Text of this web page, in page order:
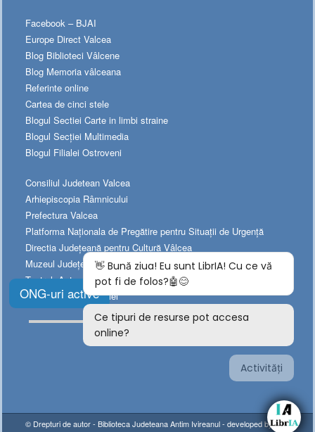
Facebook – BJAI
Europe Direct Valcea
Blog Biblioteci Vâlcene
Blog Memoria vâlceana
Referinte online
Cartea de cinci stele
Blogul Sectiei Carte in limbi straine
Blogul Secției Multimedia
Blogul Filialei Ostroveni
Consiliul Judetean Valcea
Arhiepiscopia Râmnicului
Prefectura Valcea
Platforma Naționala de Pregătire pentru Situații de Urgență
Directia Judeţeană pentru Cultură Vâlcea
Muzeul Judeţean de Istorie
Teatrul „Anton Pann”
Teatrul Municipal „Ariel”
ONG-uri active
© Drepturi de autor -Biblioteca Judeteana Antim Ivireanul- developed by